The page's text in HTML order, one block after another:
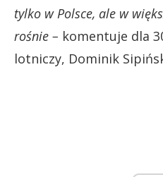
tylko w Polsce, ale w
rośnie – komentuje dla
lotniczy, Dominik